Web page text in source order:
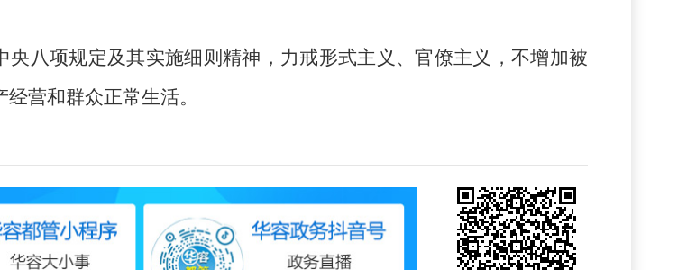
央八项规定及其实施细则精神，力戒形式主义、官僚主义，不增加被
营和群众正常生活。